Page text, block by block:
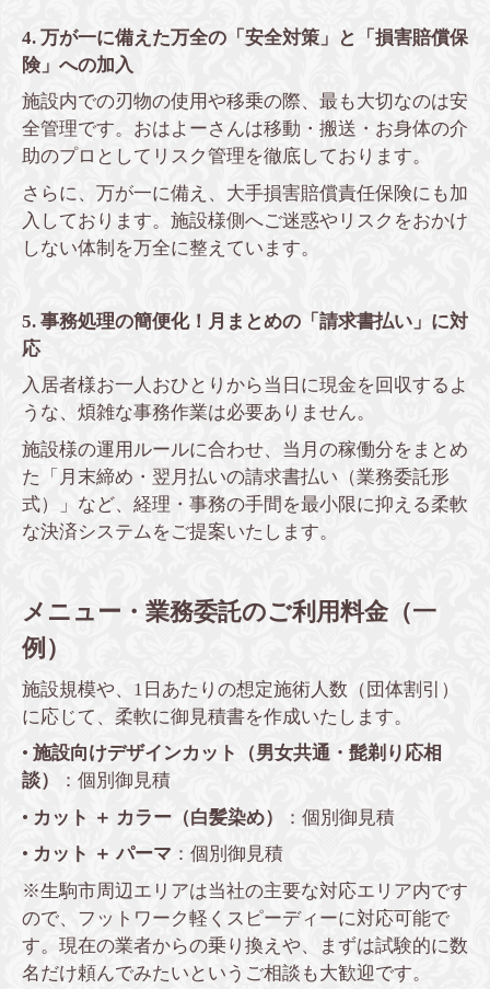
4. 万が一に備えた万全の「安全対策」と「損害賠償保
険」への加入
施設内での刃物の使用や移乗の際、最も大切なのは安
全管理です。おはよーさんは移動・搬送・お身体の介
助のプロとしてリスク管理を徹底しております。
さらに、万が一に備え、大手損害賠償責任保険にも加
入しております。施設様側へご迷惑やリスクをおかけ
しない体制を万全に整えています。
5. 事務処理の簡便化！月まとめの「請求書払い」に対
応
入居者様お一人おひとりから当日に現金を回収するよ
うな、煩雑な事務作業は必要ありません。
施設様の運用ルールに合わせ、当月の稼働分をまとめ
た「月末締め・翌月払いの請求書払い（業務委託形
式）」など、経理・事務の手間を最小限に抑える柔軟
な決済システムをご提案いたします。
メニュー・業務委託のご利用料金（一
例）
施設規模や、1日あたりの想定施術人数（団体割引）
に応じて、柔軟に御見積書を作成いたします。
• 施設向けデザインカット（男女共通・髭剃り応相
談）
：個別御見積
• カット ＋ カラー（白髪染め）
：個別御見積
• カット ＋ パーマ ：個別御見積
※生駒市周辺エリアは当社の主要な対応エリア内です
ので、フットワーク軽くスピーディーに対応可能で
す。現在の業者からの乗り換えや、まずは試験的に数
名だけ頼んでみたいというご相談も大歓迎です。